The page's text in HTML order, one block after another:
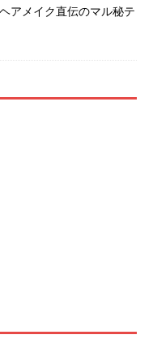
アメイク直伝のマル秘テ